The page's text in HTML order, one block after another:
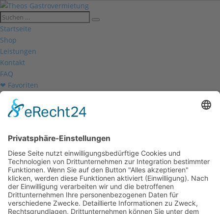
Startseite
Shop
Leistungen
Kontakt
FAQ
❤ Favoriten
Mein Konto
Betriebsferien
Wir befinden uns vom
19.12.2025 bis einschließlich 07.01.2026
in unseren Betriebsferien.
In dieser Zeit werden Anfragen